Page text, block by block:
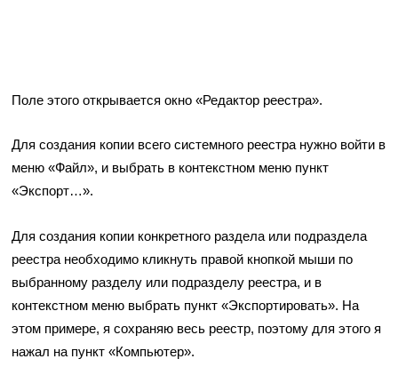
Поле этого открывается окно «Редактор реестра».
Для создания копии всего системного реестра нужно войти в
меню «Файл», и выбрать в контекстном меню пункт
«Экспорт…».
Для создания копии конкретного раздела или подраздела
реестра необходимо кликнуть правой кнопкой мыши по
выбранному разделу или подразделу реестра, и в
контекстном меню выбрать пункт «Экспортировать». На
этом примере, я сохраняю весь реестр, поэтому для этого я
нажал на пункт «Компьютер».